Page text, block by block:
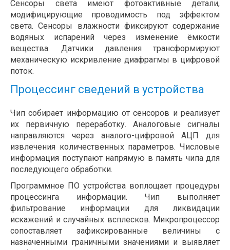
Сенсоры света имеют фотоактивные детали,
модифицирующие проводимость под эффектом
света. Сенсоры влажности фиксируют содержание
водяных испарений через изменение ёмкости
вещества. Датчики давления трансформируют
механическую искривление диафрагмы в цифровой
поток.
Процессинг сведений в устройства
Чип собирает информацию от сенсоров и реализует
их первичную переработку. Аналоговые сигналы
направляются через аналого-цифровой АЦП для
извлечения количественных параметров. Числовые
информация поступают напрямую в память чипа для
последующего обработки.
Программное ПО устройства воплощает процедуры
процессинга информации. Чип выполняет
фильтрование информации для ликвидации
искажений и случайных всплесков. Микропроцессор
сопоставляет зафиксированные величины с
назначенными граничными значениями и выявляет